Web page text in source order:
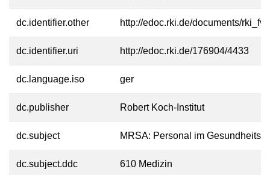
dc.identifier.other http://edoc.rki.de/documents/
dc.identifier.uri http://edoc.rki.de/176904/4433
dc.language.iso ger
dc.publisher Robert Koch-Institut
dc.subject MRSA: Personal im
dc.subject.ddc 610 Medizin